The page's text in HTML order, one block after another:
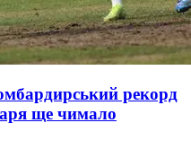
рекорд
ще чимало